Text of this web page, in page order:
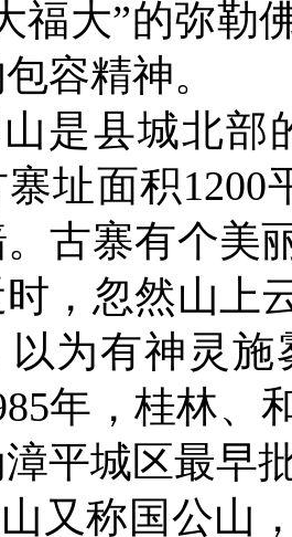
福大”的弥勒
容精神。
是县城北部
址面积
古寨有个美
，忽然山上
以为有神灵
年，桂林、
平城区最早
又称国公山